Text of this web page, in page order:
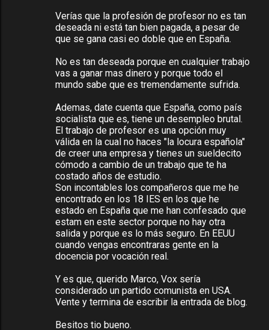
Verías que la profesión de profesor no es tan
deseada ni está tan bien pagada, a pesar de
que se gana casi eo doble que en España.
No es tan deseada porque en cualquier trabajo
vas a ganar mas dinero y porque todo el
mundo sabe que es tremendamente sufrida.
Ademas, date cuenta que España, como país
socialista que es, tiene un desempleo brutal.
El trabajo de profesor es una opción muy
válida en la cual no haces "la locura española"
de creer una empresa y tienes un sueldecito
cómodo a cambio de un trabajo que te ha
costado años de estudio.
Son incontables los compañeros que me he
encontrado en los 18 IES en los que he
estado en España que me han confesado que
estam en este sector porque no hay otra
salida y porque es lo más seguro. En EEUU
cuando vengas encontraras gente en la
docencia por vocación real.
Y es que, querido Marco, Vox sería
considerado un partido comunista en USA.
Vente y termina de escribir la entrada de blog.
Besitos tio bueno.